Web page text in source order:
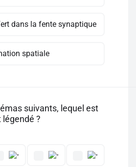
dans la fente synaptique
spatiale
suivants, lequel est
?